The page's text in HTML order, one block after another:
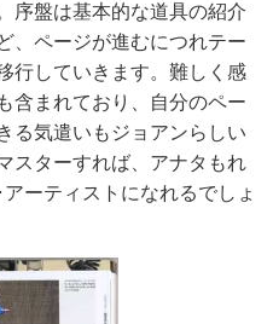
序盤は基本的な道具の紹介
、ページが進むにつれテー
行していきます。難しく感
含まれており、自分のペー
る気遣いもジョアンらしい
スターすれば、アナタもれ
ーティストになれるでしょ